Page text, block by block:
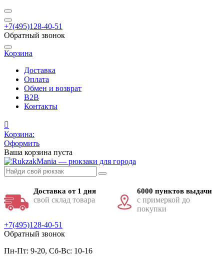
+7(495)128-40-51
Обратный звонок
Корзина
Доставка
Оплата
Обмен и возврат
B2B
Контакты
Корзина:
Оформить
Ваша корзина пуста
Доставка от 1 дня
свой склад товара
6000 пунктов выдачи
с примеркой до
покупки
+7(495)128-40-51
Обратный звонок
Пн-Пт: 9-20, Сб-Вс: 10-16